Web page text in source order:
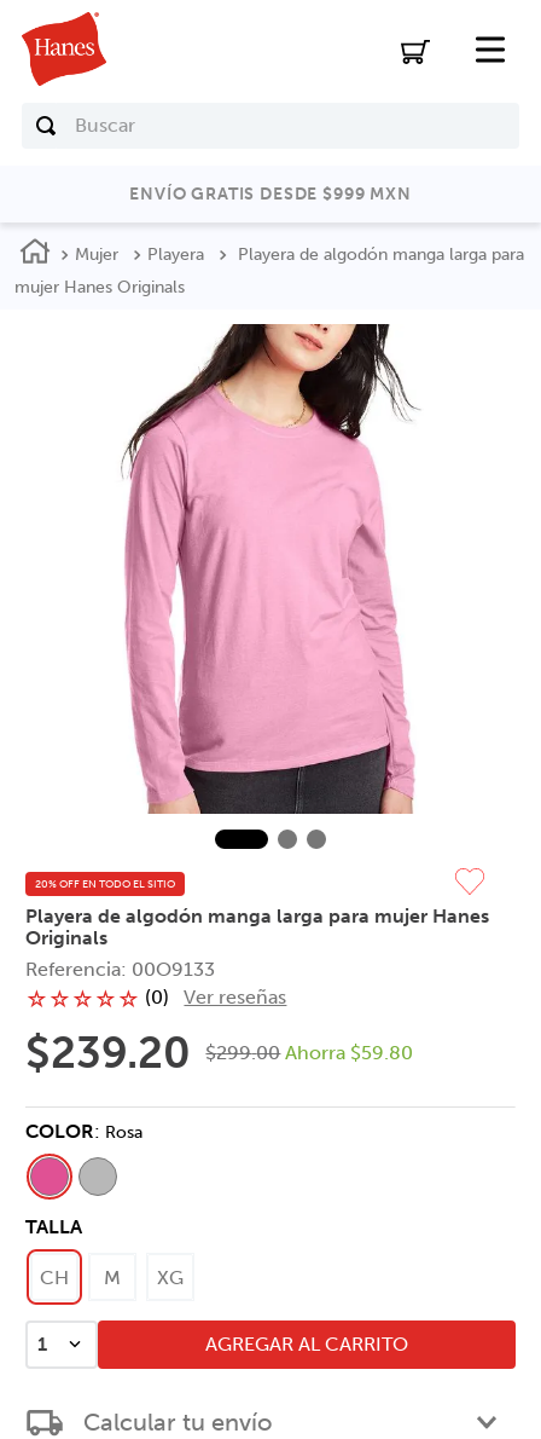
Buscar
ENVÍO GRATIS DESDE $999 MXN
Mujer Playera
Playera de algodón manga larga para
mujer Hanes Originals
20% OFF EN TODO EL SITIO
Playera de algodón manga larga para mujer Hanes
Originals
Referencia: 00O9133
☆☆☆☆☆ (0) Ver reseñas
$239.20 $299.00 Ahorra $59.80
COLOR: Rosa
TALLA
CH M XG
1 AGREGAR AL CARRITO
Calcular tu envío